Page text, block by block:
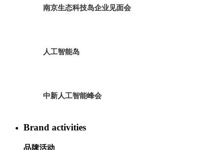
南京生态科技岛企业见面会
人工智能岛
中新人工智能峰会
Brand activities
品牌活动